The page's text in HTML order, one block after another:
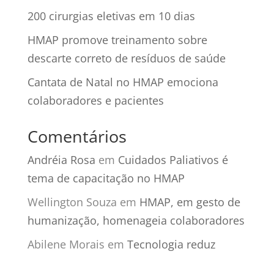
200 cirurgias eletivas em 10 dias
HMAP promove treinamento sobre
descarte correto de resíduos de saúde
Cantata de Natal no HMAP emociona
colaboradores e pacientes
Comentários
Andréia Rosa em Cuidados Paliativos é
tema de capacitação no HMAP
Wellington Souza em HMAP, em gesto de
humanização, homenageia colaboradores
Abilene Morais em Tecnologia reduz